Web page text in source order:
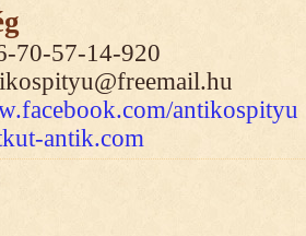
70-57-14-920
antikospityu
antik.com